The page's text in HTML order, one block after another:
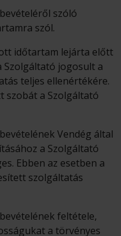
szóló
szól.
időtartam lejárta előtt
Szolgáltató jogosult a
teljes ellenértékére.
szobát a Szolgáltató
Vendég által
a Szolgáltató
Ebben az esetben a
szolgáltatás
feltétele,
a törvényes